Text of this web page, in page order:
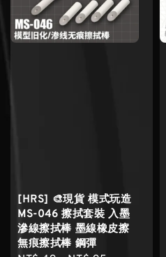
[HRS] 🎨現貨 模式玩造
MS-046 擦拭套裝 入墨
滲線擦拭棒 墨線橡皮擦
無痕擦拭棒 鋼彈